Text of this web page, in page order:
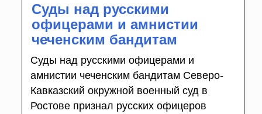
Суды над русскими
офицерами и амнистии
чеченским бандитам
Суды над русскими офицерами и
амнистии чеченским бандитам Северо-
Кавказский окружной военный суд в
Ростове признал русских офицеров